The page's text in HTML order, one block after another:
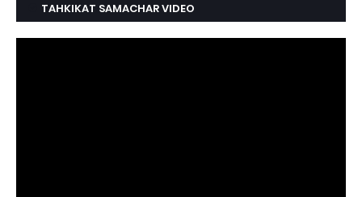
TAHKIKAT SAMACHAR VIDEO